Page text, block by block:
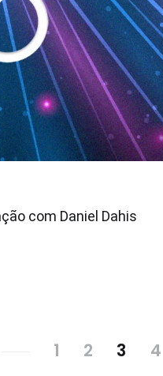
com Daniel Dahis
Page
1 Page
2 Page
3 4